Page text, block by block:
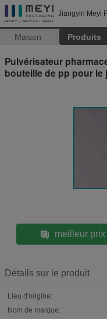
Jiangyin Meyi
Maison Produits
Pulvérisateur
bouteille de pp pour le
meilleur prix
Détails sur le produit
Lieu d'origine:
Nom de marque: